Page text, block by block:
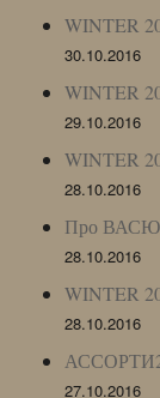
WINTER
30.10.2016
WINTER
29.10.2016
WINTER
28.10.2016
Про ВАСЮ
28.10.2016
WINTER
28.10.2016
27.10.2016